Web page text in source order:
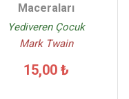
Maceraları
Yediveren Çocuk
Mark Twain
15,00 ₺